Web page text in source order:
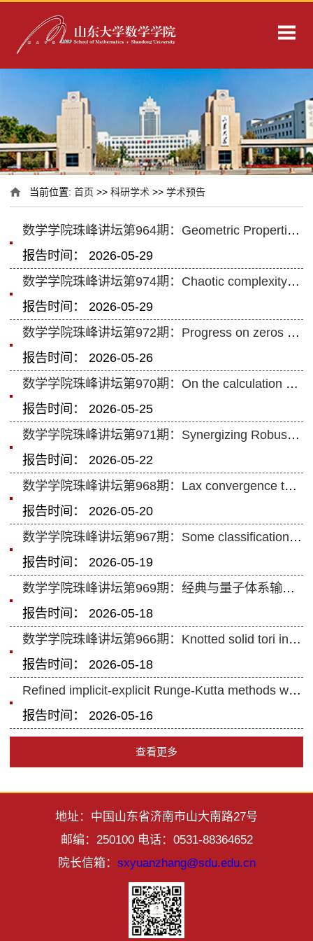
当前位置:首页 >>科研学术 >>学术预告
数学学院珠峰讲坛第964期：Geometric Properties of Generalized Numerical Ranges...
报告时间： 2026-05-29
数学学院珠峰讲坛第974期：Chaotic complexity in high-dimensional linear partia...
报告时间： 2026-05-29
数学学院珠峰讲坛第972期：Progress on zeros and moments of L-functions
报告时间： 2026-05-26
数学学院珠峰讲坛第970期：On the calculation of equivariant geometric bordism ...
报告时间： 2026-05-25
数学学院珠峰讲坛第971期：Synergizing Robust Control and AI: Advancements in V...
报告时间： 2026-05-22
数学学院珠峰讲坛第968期：Lax convergence theorems and error estimates of a fi...
报告时间： 2026-05-20
数学学院珠峰讲坛第967期：Some classifications for steady incompressible Euler...
报告时间： 2026-05-19
数学学院珠峰讲坛第969期：经典与量子体系输运行为的随机动理学方法
报告时间： 2026-05-18
数学学院珠峰讲坛第966期：Knotted solid tori in contact manifolds
报告时间： 2026-05-18
Refined implicit-explicit Runge-Kutta methods with robust time adaptability f...
报告时间： 2026-05-16
查看更多
地址：中国山东省济南市山大南路27号
邮编：250100 电话：0531-88364652
院长信箱： sxyuanzhang@sdu.edu.cn